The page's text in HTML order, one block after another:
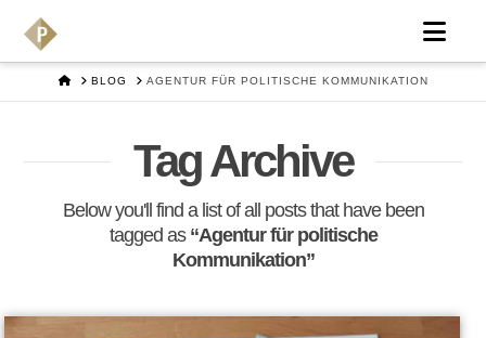
HOMEBLOG AGENTUR FÜR POLITISCHE KOMMUNIKATION
Tag Archive
Below you'll find a list of all posts that have been
tagged as “Agentur für politische
Kommunikation”